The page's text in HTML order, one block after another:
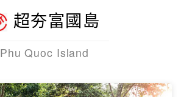
超夯富國島
Phu Quoc Island